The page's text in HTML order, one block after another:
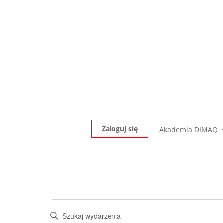
Zaloguj się Akademia DIMAQ
Wydarzenia
Wydarzenia
Nawigacja
Wpisz